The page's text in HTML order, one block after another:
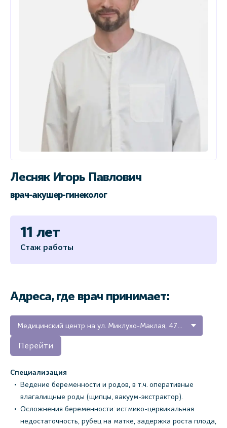
Лесняк Игорь Павлович
врач-акушер-гинеколог
11 лет
Стаж работы
Адреса, где врач принимает:
Медицинский центр на ул. Миклухо-Маклая, 47А (Новгородская область, г. Окуловка)
Перейти
Специализация
Ведение беременности и родов, в т.ч. оперативные
влагалищные роды (щипцы, вакуум-экстрактор).
Осложнения беременности: истмико-цервикальная
недостаточность, рубец на матке, задержка роста плода,